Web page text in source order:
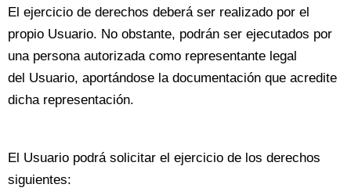
El ejercicio de derechos deberá ser realizado por el
propio Usuario. No obstante, podrán ser ejecutados por
una persona autorizada como representante legal
del Usuario, aportándose la documentación que acredite
dicha representación.
El Usuario podrá solicitar el ejercicio de los derechos
siguientes: